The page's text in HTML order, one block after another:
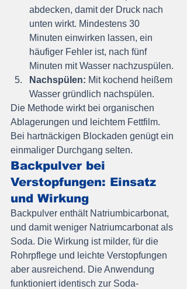
abdecken, damit der Druck nach
unten wirkt. Mindestens 30
Minuten einwirken lassen, ein
häufiger Fehler ist, nach fünf
Minuten mit Wasser nachzuspülen.
Nachspülen: Mit kochend heißem
Wasser gründlich nachspülen.
Die Methode wirkt bei organischen
Ablagerungen und leichtem Fettfilm.
Bei hartnäckigen Blockaden genügt ein
einmaliger Durchgang selten.
Backpulver bei
Verstopfungen: Einsatz
und Wirkung
Backpulver enthält Natriumbicarbonat,
und damit weniger Natriumcarbonat als
Soda. Die Wirkung ist milder, für die
Rohrpflege und leichte Verstopfungen
aber ausreichend. Die Anwendung
funktioniert identisch zur Soda-